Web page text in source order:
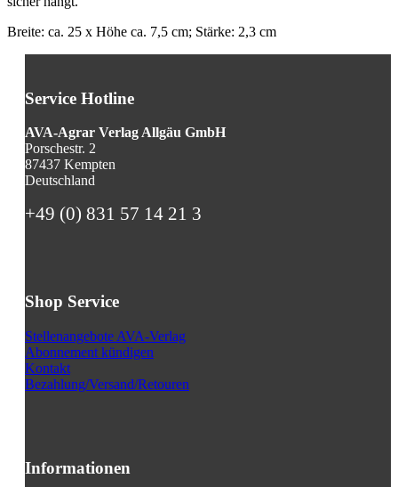
Breite: ca. 25 x Höhe ca. 7,5 cm; Stärke: 2,3 cm
Service Hotline
AVA-Agrar Verlag Allgäu GmbH
Porschestr. 2
87437 Kempten
Deutschland
+49 (0) 831 57 14 21 3
Shop Service
Stellenangebote AVA-Verlag
Abonnement kündigen
Kontakt
Bezahlung/Versand/Retouren
Informationen